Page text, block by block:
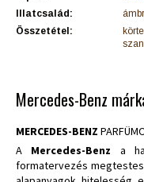
Illatcsalád:
Összetétel:
Mercedes-Benz
MERCEDES-BENZ
A Mercedes-Benz a
formatervezés